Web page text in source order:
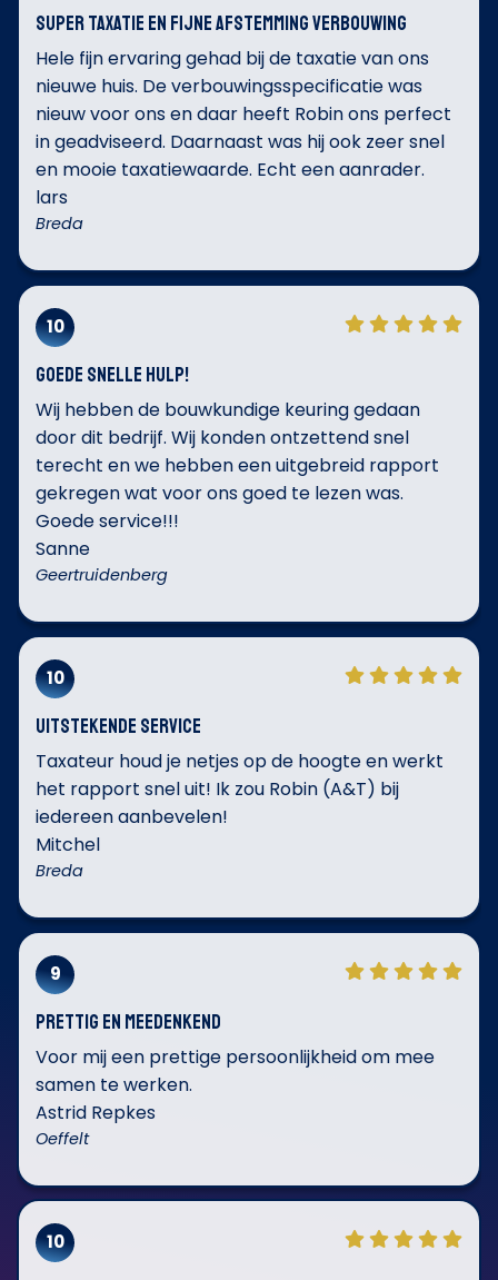
Super taxatie en fijne afstemming verbouwing
Hele fijn ervaring gehad bij de taxatie van ons
nieuwe huis. De verbouwingsspecificatie was
nieuw voor ons en daar heeft Robin ons perfect
in geadviseerd. Daarnaast was hij ook zeer snel
en mooie taxatiewaarde. Echt een aanrader.
lars
Breda
10
Goede snelle hulp!
Wij hebben de bouwkundige keuring gedaan
door dit bedrijf. Wij konden ontzettend snel
terecht en we hebben een uitgebreid rapport
gekregen wat voor ons goed te lezen was.
Goede service!!!
Sanne
Geertruidenberg
10
Uitstekende service
Taxateur houd je netjes op de hoogte en werkt
het rapport snel uit! Ik zou Robin (A&T) bij
iedereen aanbevelen!
Mitchel
Breda
9
Prettig en meedenkend
Voor mij een prettige persoonlijkheid om mee
samen te werken.
Astrid Repkes
Oeffelt
10